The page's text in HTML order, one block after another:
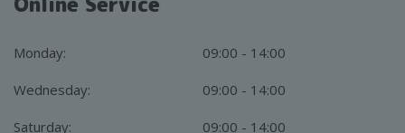
Monday: 09:00 - 14:00
Wednesday: 09:00 - 14:00
Saturday: 09:00 - 14:00